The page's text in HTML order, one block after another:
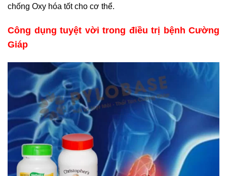
chống Oxy hóa tốt cho cơ thể.
Công dụng tuyệt vời trong điều trị bệnh Cường
Giáp